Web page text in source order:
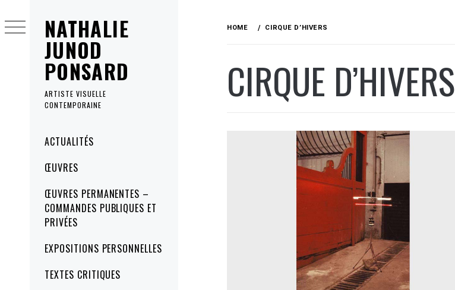
NATHALIE
JUNOD
PONSARD
ARTISTE VISUELLE
CONTEMPORAINE
MenuACTUALITÉS
ŒUVRES
ŒUVRES PERMANENTES –
COMMANDES PUBLIQUES ET
PRIVÉES
EXPOSITIONS PERSONNELLES
TEXTES CRITIQUES
to
content
HOME CIRQUE D’HIVERS
CIRQUE D’HIVERS